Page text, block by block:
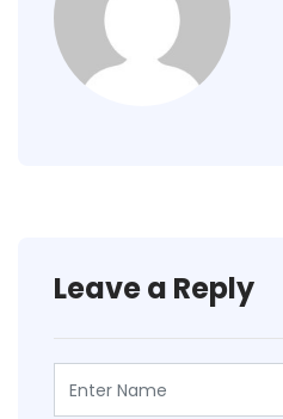
Leave a Reply